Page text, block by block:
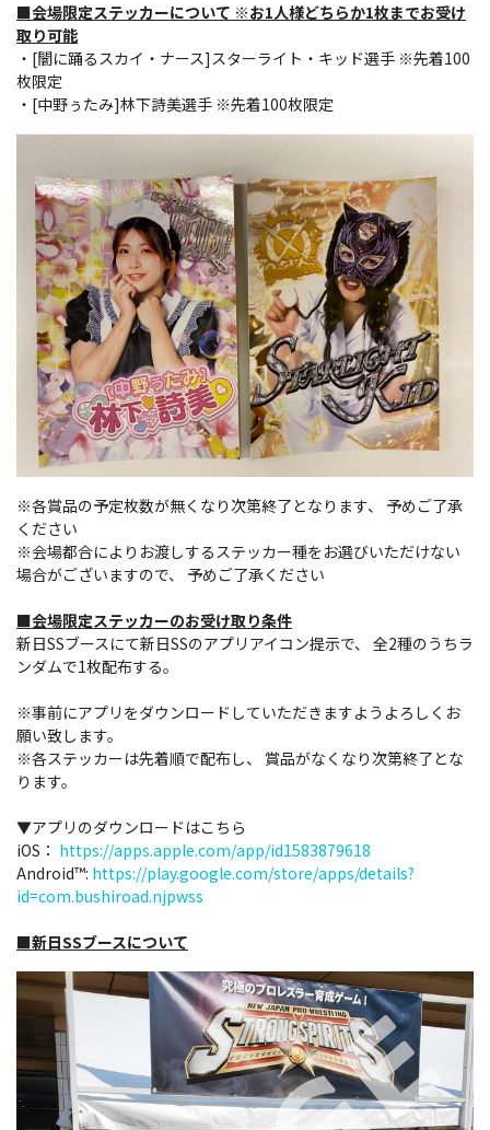
■会場限定ステッカーについて ※お1人様どちらか1枚までお受け
取り可能
・[闇に踊るスカイ・ナース]スターライト・キッド選手 ※先着100
枚限定
・[中野ぅたみ]林下詩美選手 ※先着100枚限定
※各賞品の予定枚数が無くなり次第終了となります、 予めご了承
ください
※会場都合によりお渡しするステッカー種をお選びいただけない
場合がございますので、 予めご了承ください
■会場限定ステッカーのお受け取り条件
新日SSブースにて新日SSのアプリアイコン提示で、 全2種のうちラ
ンダムで1枚配布する。
※事前にアプリをダウンロードしていただきますようよろしくお
願い致します。
※各ステッカーは先着順で配布し、 賞品がなくなり次第終了とな
ります。
▼アプリのダウンロードはこちら
iOS： https://apps.apple.com/app/id1583879618
Android™: https://play.google.com/store/apps/details?
id=com.bushiroad.njpwss
■新日SSブースについて